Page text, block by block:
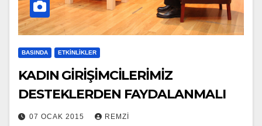
BASINDA ETKINLIKLER
KADIN GİRİŞİMCİLERİMİZ
DESTEKLERDEN FAYDALANMALI
07 OCAK 2015 REMZI